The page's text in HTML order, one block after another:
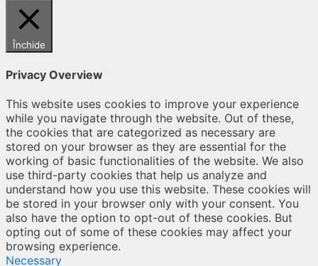
Închide
Privacy Overview
This website uses cookies to improve your experience
while you navigate through the website. Out of these,
the cookies that are categorized as necessary are
stored on your browser as they are essential for the
working of basic functionalities of the website. We also
use third-party cookies that help us analyze and
understand how you use this website. These cookies will
be stored in your browser only with your consent. You
also have the option to opt-out of these cookies. But
opting out of some of these cookies may affect your
browsing experience.
Necessary